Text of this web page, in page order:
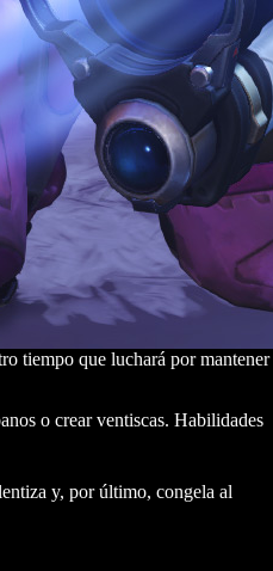
tiempo que luchará por
o crear ventiscas. Habilidades
y, por último, congela al